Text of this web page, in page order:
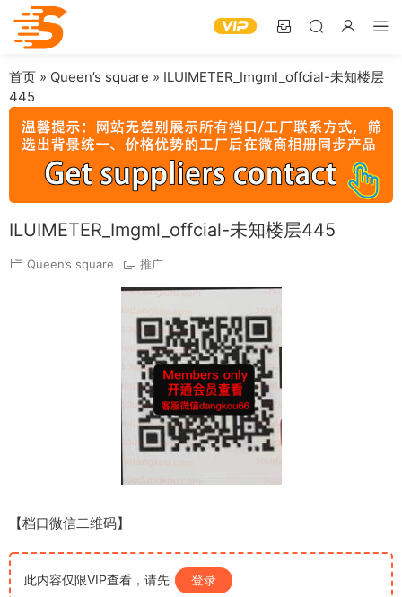
首页 » Queen’s square » ILUIMETER_Imgml_offcial-未知楼层
445
ILUIMETER_Imgml_offcial-未知楼层445
Queen’s square 推广
【档口微信二维码】
此内容仅限VIP查看，请先 登录